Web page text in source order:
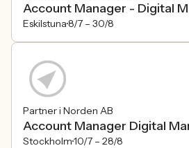
Account Manager - Digital
Eskilstuna8/7 – 30/8
Partner i Norden AB
Account Manager Digital
Stockholm10/7 – 28/8